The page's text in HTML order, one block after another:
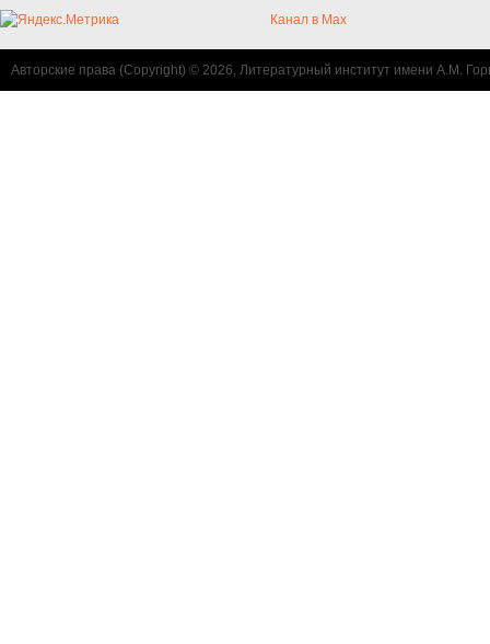
Канал в Max
Авторские права (Copyright) © 2026, Литературный институт имени А.М.